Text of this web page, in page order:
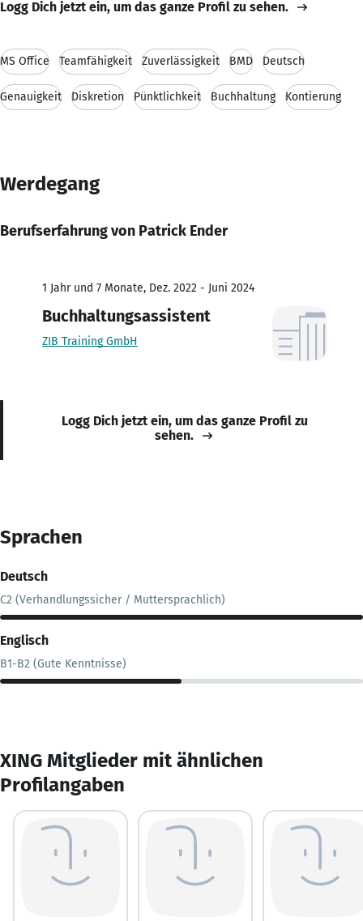
Logg Dich jetzt ein, um das ganze Profil zu sehen.
MS Office Teamfähigkeit Zuverlässigkeit BMD Deutsch
Genauigkeit Diskretion Pünktlichkeit Buchhaltung Kontierung
Werdegang
Berufserfahrung von Patrick Ender
1 Jahr und 7 Monate, Dez. 2022 - Juni 2024
Buchhaltungsassistent
ZIB Training GmbH
Logg Dich jetzt ein, um das ganze Profil zu
sehen.
Sprachen
Deutsch
C2 (Verhandlungssicher / Muttersprachlich)
Englisch
B1-B2 (Gute Kenntnisse)
XING Mitglieder mit ähnlichen
Profilangaben